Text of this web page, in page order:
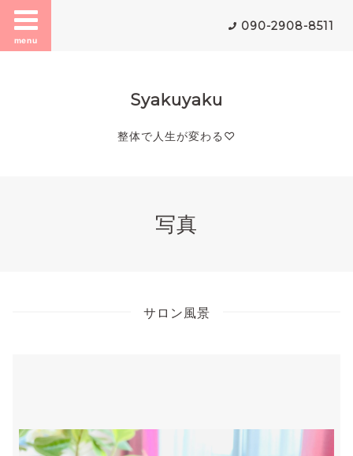
menu
090-2908-8511
Syakuyaku
整体で人生が変わる♡
写真
サロン風景